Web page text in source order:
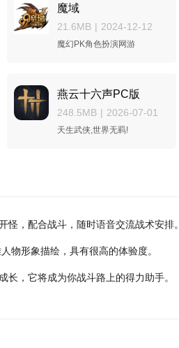
魔域
21.6MB | 2024-12-12
魔幻PK角色扮演网游
燕云十六声PC版
248.5MB | 2026-07-01
天生武侠,世界无羁!
，配合战斗，随时语音交流战术安排。
形象描绘，具有很高的体验度。
，它将成为你战斗路上的得力助手。